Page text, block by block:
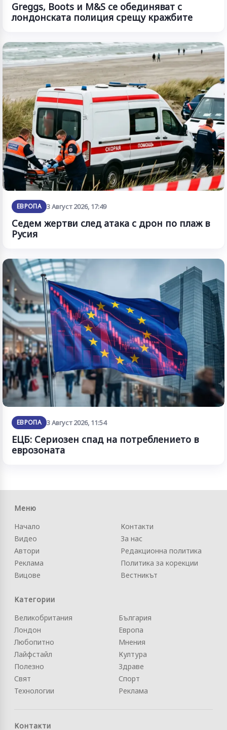
Greggs, Boots и M&S се обединяват с
лондонската полиция срещу кражбите
ЕВРОПА 3 Август 2026, 17:49
Седем жертви след атака с дрон по плаж в
Русия
ЕВРОПА 3 Август 2026, 11:54
ЕЦБ: Сериозен спад на потреблението в
еврозоната
Меню
Начало
Видео
Автори
Реклама
Вицове
Контакти
За нас
Редакционна политика
Политика за корекции
Вестникът
Категории
Великобритания
Лондон
Любопитно
Лайфстайл
Полезно
Свят
Технологии
България
Европа
Мнения
Култура
Здраве
Спорт
Реклама
Контакти